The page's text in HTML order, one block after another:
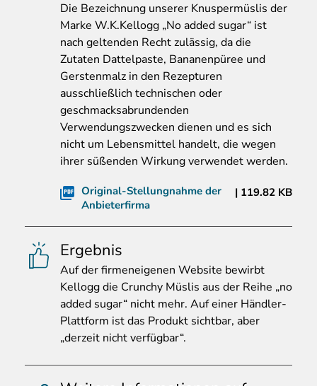
Die Bezeichnung unserer Knuspermüslis der
Marke W.K.Kellogg „No added sugar“ ist
nach geltenden Recht zulässig, da die
Zutaten Dattelpaste, Bananenpüree und
Gerstenmalz in den Rezepturen
ausschließlich technischen oder
geschmacksabrundenden
Verwendungszwecken dienen und es sich
nicht um Lebensmittel handelt, die wegen
ihrer süßenden Wirkung verwendet werden.
Original-Stellungnahme der
Anbieterfirma
119.82 KB
Ergebnis
Aufder firmeneigenen Website bewirbt
Kellogg die Crunchy Müslis aus der Reihe „no
added sugar“ nicht mehr. Auf einer Händler-
Plattform ist das Produkt sichtbar, aber
„derzeit nicht verfügbar“.